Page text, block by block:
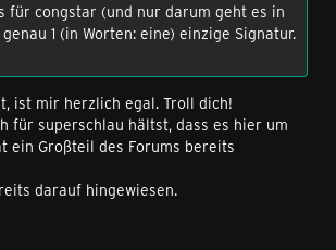
für congstar (und nur darum geht es in
1 (in Worten: eine) einzige Signatur.
ist mir herzlich egal. Troll dich!
für superschlau hältst, dass es hier um
ein Großteil des Forums bereits
darauf hingewiesen.